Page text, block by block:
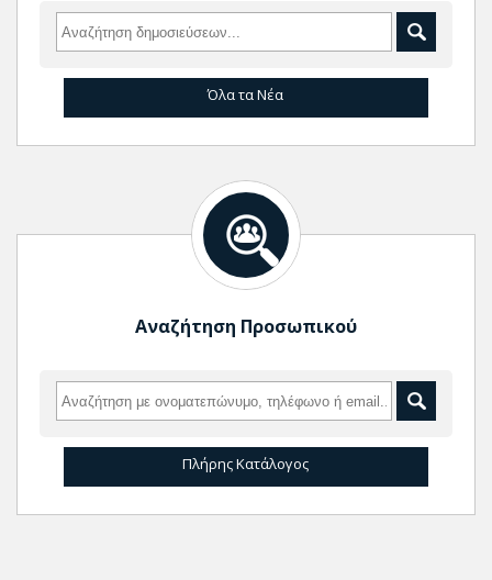
Όλα τα Νέα
Αναζήτηση Προσωπικού
Πλήρης Κατάλογος